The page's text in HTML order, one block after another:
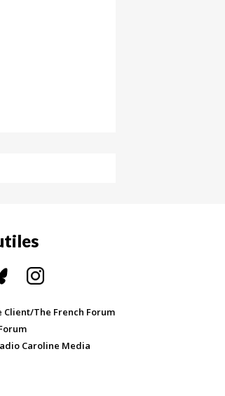
Client/The French Forum
Caroline Media